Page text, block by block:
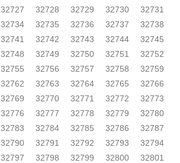
32727 32728 32729 32730
32731
32734 32735 32736 32737
32738
32741 32742 32743 32744
32745
32748 32749 32750 32751
32752
32755 32756 32757 32758
32759
32762 32763 32764 32765
32766
32769 32770 32771 32772
32773
32776 32777 32778 32779
32780
32783 32784 32785 32786
32787
32790 32791 32792 32793
32794
32797 32798 32799 32800
32801